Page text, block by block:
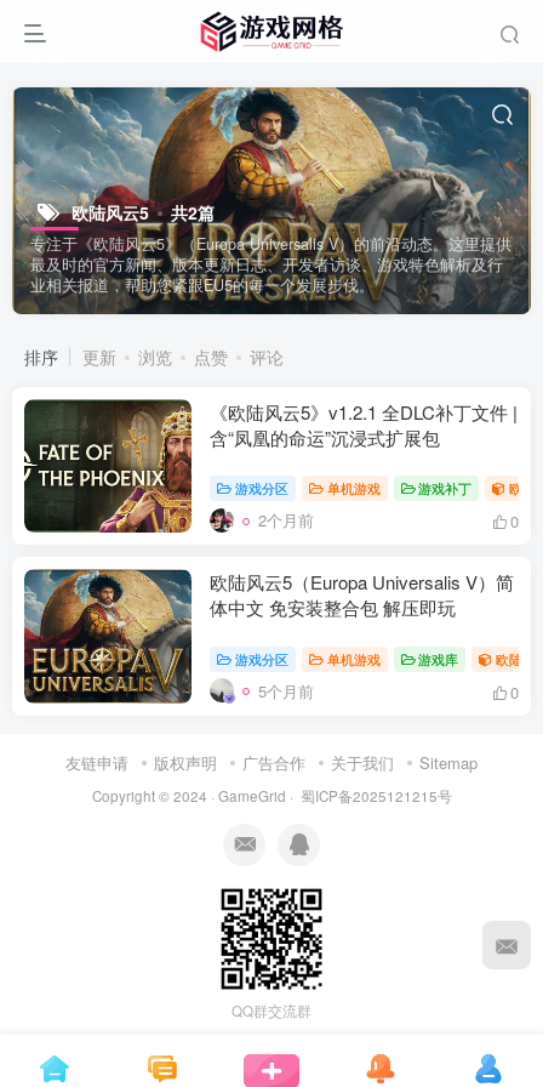
问题求助
866热度
关注
欧陆风云5 共2篇
专注于《欧陆风云5》（Europa Universalis V）的前沿动态。这里提供
最及时的官方新闻、版本更新日志、开发者访谈、游戏特色解析及行
业相关报道，帮助您紧跟EU5的每一个发展步伐。
排序 更新 浏览 点赞 评论
《欧陆风云5》v1.2.1 全DLC补丁文件 |
含“凤凰的命运”沉浸式扩展包
游戏分区 单机游戏 游戏补丁 欧陆
2个月前 0
欧陆风云5（Europa Universalis V）简
体中文 免安装整合包 解压即玩
游戏分区 单机游戏 游戏库 欧陆风
5个月前 0
友链申请 版权声明 广告合作 关于我们 Sitemap
Copyright © 2024 · GameGrid · 蜀ICP备2025121215号
QQ群交流群